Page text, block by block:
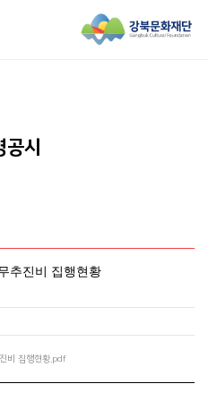
공시
추진비 집행현황
비 집행현황.pdf